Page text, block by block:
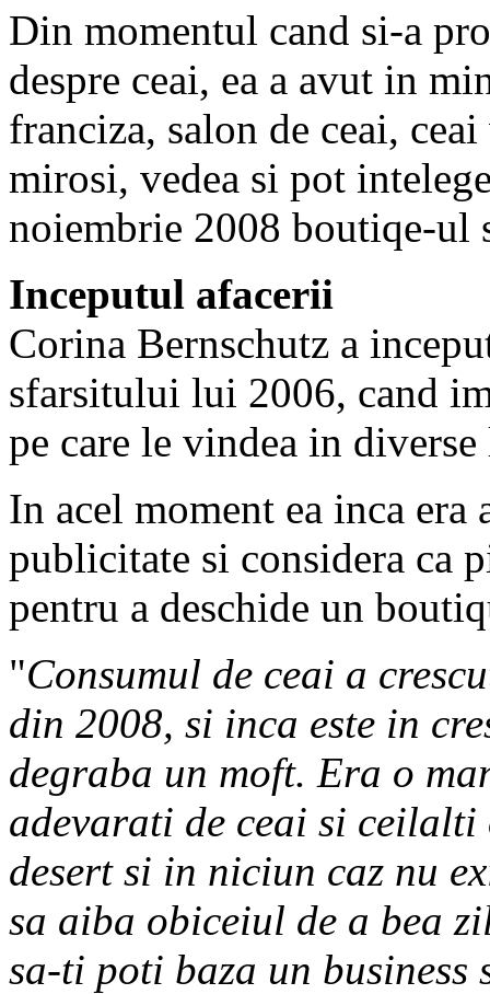
Din momentul cand si-a
despre ceai, ea a avut in
franciza, salon de ceai,
mirosi, vedea si pot
noiembrie 2008 boutiqe-ul
Inceputul afacerii
Corina Bernschutz a
sfarsitului lui 2006, cand
pe care le vindea in
In acel moment ea inca
publicitate si considera ca
pentru a deschide un
"Consumul de ceai a
din 2008, si inca este in
degraba un moft. Era o
adevarati de ceai si
desert si in niciun caz nu
sa aiba obiceiul de a bea
sa-ti poti baza un business